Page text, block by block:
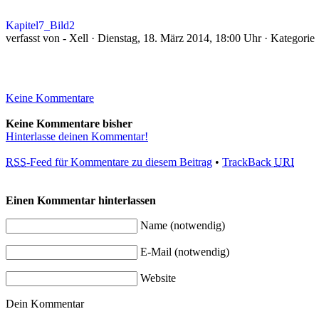
Kapitel7_Bild2
verfasst von - Xell · Dienstag, 18. März 2014, 18:00 Uhr · Kategorie
Keine Kommentare
Keine Kommentare bisher
Hinterlasse deinen Kommentar!
RSS-Feed für Kommentare zu diesem Beitrag • TrackBack URI
Einen Kommentar hinterlassen
Name (notwendig)
E-Mail (notwendig)
Website
Dein Kommentar